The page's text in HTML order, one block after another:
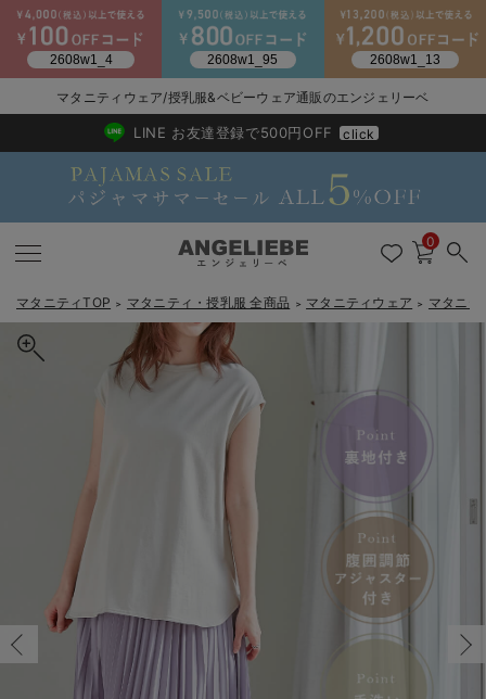
戻る
マタニティ パンツ
マタニティ スカート
マタニティ トップス
マタニティ アウター（コート）・ママコート
戻る
マタニティ ショーツ
妊婦帯・腹帯・産前ガードル
マタニティ 授乳 キャミソール
産褥ショーツ
骨盤・マタニティベルト （妊娠中・産後）
戻る
授乳トップス
戻る
マタニティ オフィス 通勤服
マタニティ ドレス（結婚式・お呼ばれ）
マタニティ フォーマル パンツ・ボトムス
戻る
戻る
マタニティレギンス
戻る
戻る
【アウトレット】トップス・授乳トップス
【アウトレット】ボトムス
【アウトレット】パジャマ
【アウトレット】インナー
【アウトレット】ベビー
戻る
見えてもカワイイ
コットン素材
冷房対策
接触冷感素材
戻る
再入荷｜アウター
送料無料アイテム全て
ワンピース
トップス
パンツ
スカート
パジャマ
インナー
ブラキャミ おまとめ
MAX55%OFF ブラック
【37周年祭セール】
【37周年祭セール】
【37周年祭セール】
気温差別オススメア
【15℃】3月下旬～
【〜10℃】3月中旬
動きやすく着回しで
涼しくて可愛い「ワ
強撚スムース(コスパ
マタニティウェア
【おまとめ割】パジ
こだわりの履き心地
カジュアル
デニム
レギンス
オフィス
ジャケット派
きれいめトップス派
きれいめスカート派
きれいめ美脚パンツ派
ツィード派
王道シンプル派
出産準備応援割全て
マタニティパジャマ
マタニティインナー
ベビー
【オフィスカジュア
【オフィスカジュア
レギンスタイプ
パンツタイプ
【フォーマル】ワン
【フォーマル】ボト
【フォーマル】トッ
【ベビー】長袖
【ベビー】半袖
【ベビー】グッズ
ハンカチ
2WAYオール
コンビ肌着
短肌着
セット
快適ウェア10%OFF
快適ウェア10%OFF
春のマタニティワン
セットアップ・ レイ
Aライン ・フレアワ
Iライン ・タイトシ
ジャンパースカート/
ワーク・オフィス
カジュアル
Gift Selection 出産
〜3,000円（税込）
〜5,000円（税込）
〜10,000円（税込）
10,001円（税込）〜
女の子におススメの
男の子におススメの
冬の冷え対策インナ
薄くてあったか
綿混素材
腹巻・ひざ上パンツ
保温&リカバリー
レギンス・タイツ
カップ付きインナー
入院準備の持ち物チ
入院してすぐ使うグ
赤ちゃんへ使うもの
産後に使うグッズ
冬のあったか特集全て
【冬のあったか特集
【冬のあったか特集
【冬のあったか特集
【冬のあったか特集
マタニティウェア/授乳服&ベビーウェア通販のエンジェリーベ
2026/NewArrival
送料495円(一部地域を除く) 7,700円以上で送料無料
LINE お友達登録で500円OFF click
0
マタニティTOP ＞ マタニティ・授乳服 全商品 ＞ マタニティウェア ＞ マタニテ
プリーツスカート マタニティ・産後【出産後も長く使える】
アイボリー
カートに入れる
L/在庫あり
L/在庫あり
￥6,990